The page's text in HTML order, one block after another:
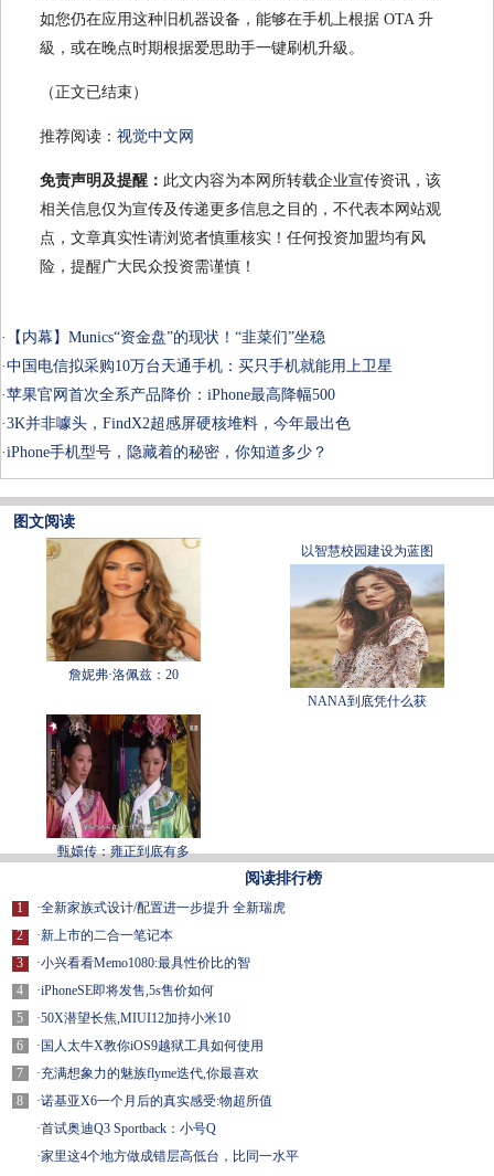
如您仍在应用这种旧机器设备，能够在手机上根据 OTA 升
級，或在晚点时期根据爱思助手一键刷机升級。
（正文已结束）
推荐阅读： 视觉中文网
免责声明及提醒： 此文内容为本网所转载企业宣传资讯，该
相关信息仅为宣传及传递更多信息之目的，不代表本网站观
点，文章真实性请浏览者慎重核实！任何投资加盟均有风
险，提醒广大民众投资需谨慎！
·
【内幕】Munics“资金盘”的现状！“韭菜们”坐稳
·中国电信拟采购10万台天通手机：买只手机就能用上卫星
·苹果官网首次全系产品降价：iPhone最高降幅500
·3K并非噱头，FindX2超感屏硬核堆料，今年最出色
·iPhone手机型号，隐藏着的秘密，你知道多少？
图文阅读
詹妮弗·洛佩兹：20
以智慧校园建设为蓝图
NANA到底凭什么获
甄嬛传：雍正到底有多
阅读排行榜
1
2
3
4
5
6
7
8
·全新家族式设计/配置进一步提升 全新瑞虎
·新上市的二合一笔记本
·小兴看看Memo1080:最具性价比的智
·iPhoneSE即将发售,5s售价如何
·50X潜望长焦,MIUI12加持小米10
·国人太牛X教你iOS9越狱工具如何使用
·充满想象力的魅族flyme迭代,你最喜欢
·诺基亚X6一个月后的真实感受:物超所值
·首试奥迪Q3 Sportback：小号Q
·家里这4个地方做成错层高低台，比同一水平